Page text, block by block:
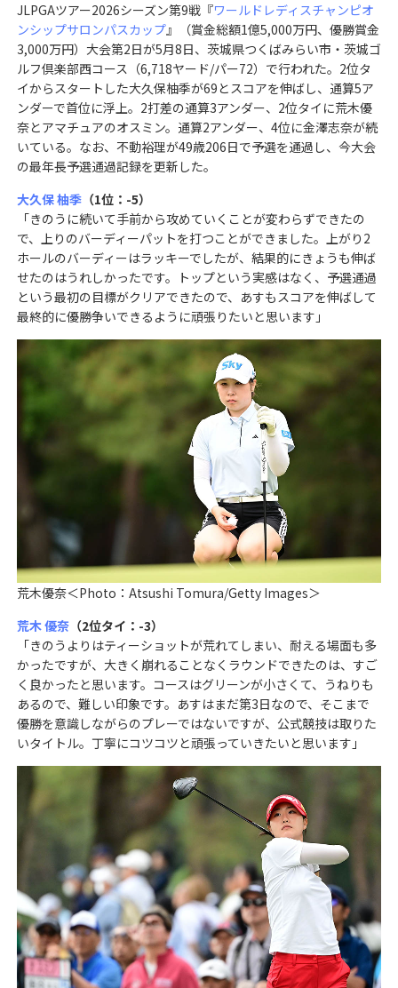
JLPGAツアー2026シーズン第9戦『ワールドレディスチャンピオ
ンシップサロンパスカップ』（賞金総額1億5,000万円、優勝賞金
3,000万円）大会第2日が5月8日、茨城県つくばみらい市・茨城ゴ
ルフ倶楽部西コース（6,718ヤード/パー72）で行われた。2位タ
イからスタートした大久保柚季が69とスコアを伸ばし、通算5ア
ンダーで首位に浮上。2打差の通算3アンダー、2位タイに荒木優
奈とアマチュアのオスミン。通算2アンダー、4位に金澤志奈が続
いている。なお、不動裕理が49歳206日で予選を通過し、今大会
の最年長予選通過記録を更新した。
大久保 柚季（1位：-5）
「きのうに続いて手前から攻めていくことが変わらずできたの
で、上りのバーディーパットを打つことができました。上がり2
ホールのバーディーはラッキーでしたが、結果的にきょうも伸ば
せたのはうれしかったです。トップという実感はなく、予選通過
という最初の目標がクリアできたので、あすもスコアを伸ばして
最終的に優勝争いできるように頑張りたいと思います」
荒木優奈＜Photo：Atsushi Tomura/Getty Images＞
荒木 優奈（2位タイ：-3）
「きのうよりはティーショットが荒れてしまい、耐える場面も多
かったですが、大きく崩れることなくラウンドできたのは、すご
く良かったと思います。コースはグリーンが小さくて、うねりも
あるので、難しい印象です。あすはまだ第3日なので、そこまで
優勝を意識しながらのプレーではないですが、公式競技は取りた
いタイトル。丁寧にコツコツと頑張っていきたいと思います」